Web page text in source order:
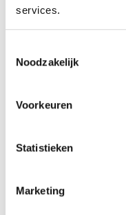
services.
Noodzakelijk
Voorkeuren
Statistieken
Marketing